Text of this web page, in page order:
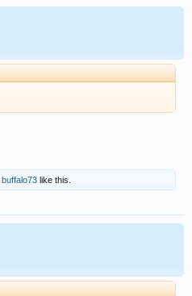
buffalo73 like this.